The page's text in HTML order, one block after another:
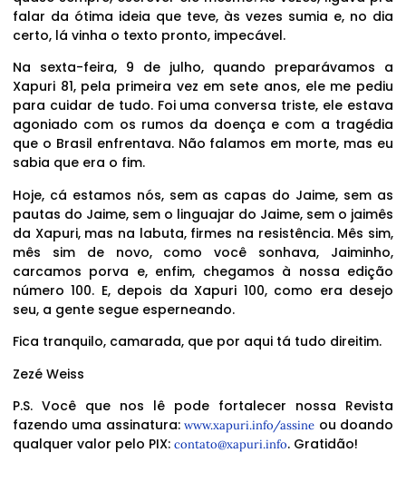
falar da ótima ideia que teve, às vezes sumia e, no dia
certo, lá vinha o texto pronto, impecável.
Na sexta-feira, 9 de julho, quando preparávamos a
Xapuri 81, pela primeira vez em sete anos, ele me pediu
para cuidar de tudo. Foi uma conversa triste, ele estava
agoniado com os rumos da doença e com a tragédia
que o Brasil enfrentava. Não falamos em morte, mas eu
sabia que era o fim.
Hoje, cá estamos nós, sem as capas do Jaime, sem as
pautas do Jaime, sem o linguajar do Jaime, sem o jaimês
da Xapuri, mas na labuta, firmes na resistência. Mês sim,
mês sim de novo, como você sonhava, Jaiminho,
carcamos porva e, enfim, chegamos à nossa edição
número 100. E, depois da Xapuri 100, como era desejo
seu, a gente segue esperneando.
Fica tranquilo, camarada, que por aqui tá tudo direitim.
Zezé Weiss
P.S. Você que nos lê pode fortalecer nossa Revista
fazendo uma assinatura:www.xapuri.info/assine ou doando
qualquer valor pelo PIX: contato@xapuri.info. Gratidão!